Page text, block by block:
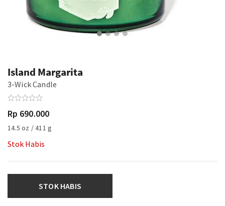
Island Margarita
3-Wick Candle
Rp 690.000
14.5 oz / 411 g
Stok Habis
STOK HABIS